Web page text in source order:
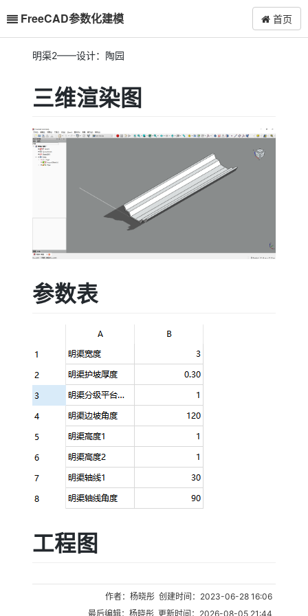
FreeCAD参数化建模 首页
明渠2——设计：陶园
三维渲染图
参数表
工程图
作者：杨晓彤 创建时间：2023-06-28 16:06
最后编辑：杨晓彤 更新时间：2026-08-05 21:44